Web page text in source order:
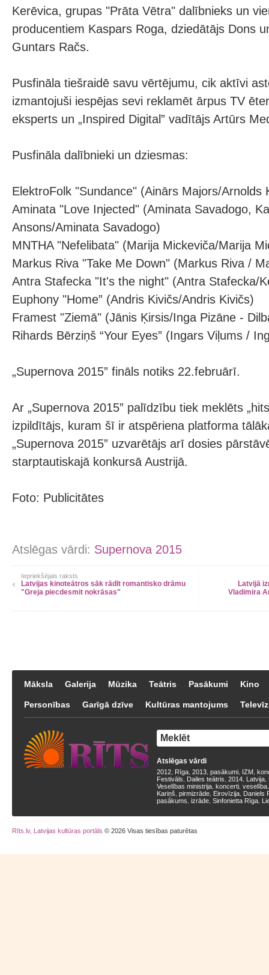
Kerēvica, grupas "Prāta Vētra" dalībnieks un
producentiem Kaspars Roga, dziedātājs Dons
Guntars Račs.
Pusfināla tiešraidē savu vērtējumu, cik aktīvi
izmantojuši iespējas sevi reklamēt ārpus TV
eksperts un „Inspired Digital” vadītājs Artūrs
Pusfināla dalībnieki un dziesmas:
ElektroFolk "Sundance" (Ainārs Majors/Arnolds
Aminata "Love Injected" (Aminata Savadogo,
Ansons/Aminata Savadogo)
MNTHA "Nefelibata" (Marija Mickeviča/Marija
Markus Riva "Take Me Down" (Markus Riva /
Antra Stafecka "It's the night" (Antra Stafecka/
Euphony "Home” (Andris Kivičs/Andris Kivičs)
Framest "Ziemā" (Jānis Ķirsis/Inga Pizāne -
Rihards Bērziņš “Your Eyes” (Ingars Viļums /
„Supernova 2015” fināls notiks 22.februārī.
Ar „Supernova 2015” palīdzību tiek meklēts
izpildītājs, kuram šī ir atspēriena platforma
„Supernova 2015” uzvarētājs arī dosies
starptautiskajā konkursā Austrijā.
Foto: Publicitātes
Atslēgas vārdi: Supernova 2015
Iepriekšējais raksts
Latvijas kinoteātros sāk rādīt romantisko drāmu
"Greja piecdesmit nokrāsas"
Latvijā
Vladimira
Māksla Galerija Mūzika Teātris Pasākumi Kino
Personības Garīgā dzīve Kultūras mantojums
Atslēgas vārdi
2012 Rīga 2013 pasākumi IZM
Festivāls
Dailes teātris 2014 Latvija
Veselības ministrija koncerti veselība
Kariņš pirmizrāde Eirovīzija Daniels
pasākums izrāde Sinfonietta Rīga
Rīts.lv, Latvijas kultūras portāls © 2026 Visas tiesības paturētas